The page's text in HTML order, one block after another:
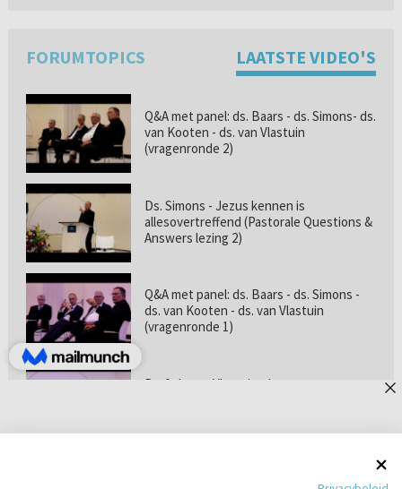
FORUMTOPICS LAATSTE VIDEO'S
Q&A met panel: ds. Baars - ds. Simons- ds.
van Kooten - ds. van Vlastuin
(vragenronde 2)
Ds. Simons - Jezus kennen is
allesovertreffend (Pastorale Questions &
Answers lezing 2)
Q&A met panel: ds. Baars - ds. Simons -
ds. van Kooten - ds. van Vlastuin
(vragenronde 1)
Prof. dr. van Vlastuin - Is